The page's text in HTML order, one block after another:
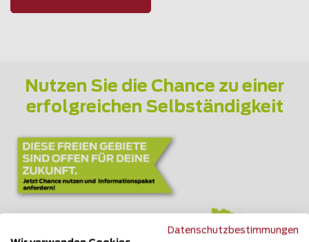
Nutzen Sie die Chance zu einer
erfolgreichen Selbständigkeit
Datenschutzbestimmungen